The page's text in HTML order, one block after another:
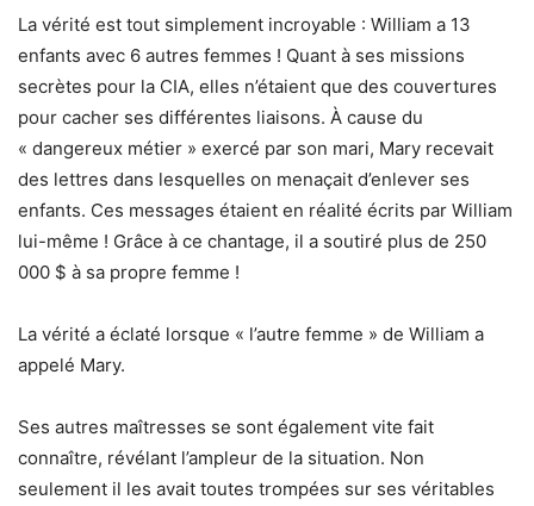
La vérité est tout simplement incroyable : William a 13
enfants avec 6 autres femmes ! Quant à ses missions
secrètes pour la CIA, elles n’étaient que des couvertures
pour cacher ses différentes liaisons. À cause du
« dangereux métier » exercé par son mari, Mary recevait
des lettres dans lesquelles on menaçait d’enlever ses
enfants. Ces messages étaient en réalité écrits par William
lui-même ! Grâce à ce chantage, il a soutiré plus de 250
000 $ à sa propre femme !
La vérité a éclaté lorsque « l’autre femme » de William a
appelé Mary.
Ses autres maîtresses se sont également vite fait
connaître, révélant l’ampleur de la situation. Non
seulement il les avait toutes trompées sur ses véritables